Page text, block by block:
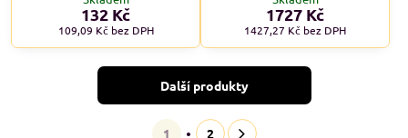
132 Kč
109,09 Kč bez DPH
1727 Kč
1427,27 Kč bez DPH
Další produkty
1 2